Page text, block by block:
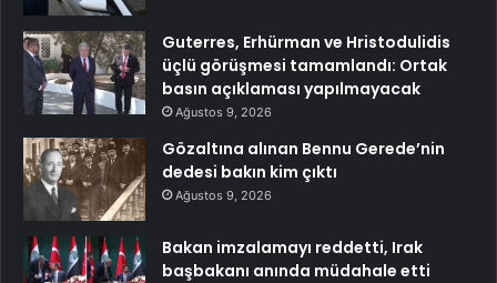
Guterres, Erhürman ve Hristodulidis
üçlü görüşmesi tamamlandı: Ortak
basın açıklaması yapılmayacak
Ağustos 9, 2026
Gözaltına alınan Bennu Gerede’nin
dedesi bakın kim çıktı
Ağustos 9, 2026
Bakan imzalamayı reddetti, Irak
başbakanı anında müdahale etti